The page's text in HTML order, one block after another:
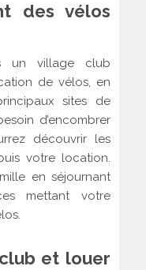
des vélos
un village club
de vélos, en
sites de
d’encombrer
découvrir les
votre location.
en séjournant
mettant votre
et louer